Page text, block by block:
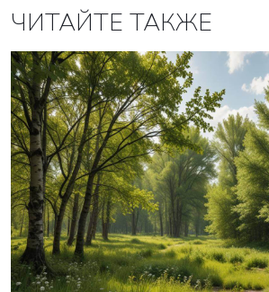
ЧИТАЙТЕ ТАКЖЕ
ВАША ЗАЯВКА
в ближайшее время наши
свяжутся с вами
Закрыть